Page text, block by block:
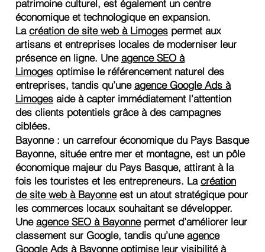
patrimoine culturel, est également un centre
économique et technologique en expansion.
Lacréation de site web à Limoges permet aux
artisans et entreprises locales de moderniser leur
présence en ligne. Uneagence SEO à
Limoges optimise le référencement naturel des
entreprises, tandis qu’uneagence Google Ads à
Limoges aide à capter immédiatement l’attention
des clients potentiels grâce à des campagnes
ciblées.
Bayonne : un carrefour économique du Pays Basque
Bayonne, située entre mer et montagne, est un pôle
économique majeur du Pays Basque, attirant à la
fois les touristes et les entrepreneurs. Lacréation
de site web à Bayonneest un atout stratégique pour
les commerces locaux souhaitant se développer.
Uneagence SEO à Bayonnepermet d’améliorer leur
classement sur Google, tandis qu’uneagence
Google Ads à Bayonneoptimise leur visibilité à